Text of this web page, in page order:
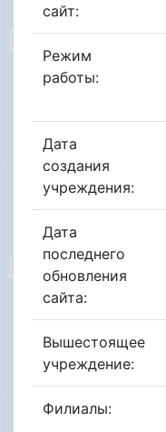
сайт:
Режим
работы:
Дата
создания
учреждения:
Дата
последнего
обновления
сайта:
Вышестоящее
учреждение:
Филиалы: